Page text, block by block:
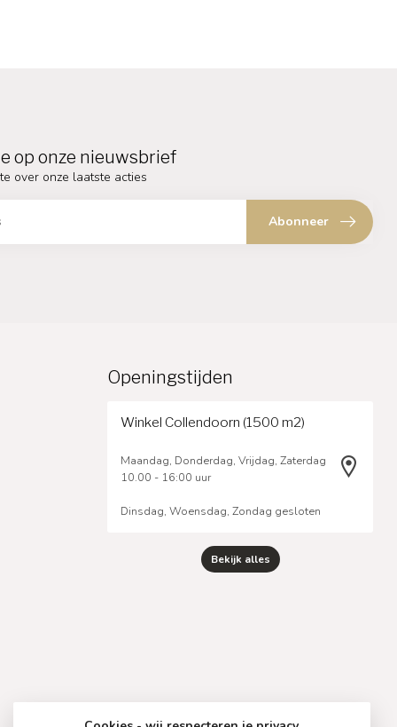
op onze nieuwsbrief
over onze laatste acties
Abonneer
Openingstijden
Winkel Collendoorn (1500 m2)
Maandag, Donderdag, Vrijdag, Zaterdag
10.00 - 16:00 uur
Dinsdag, Woensdag, Zondag gesloten
Bekijk alles